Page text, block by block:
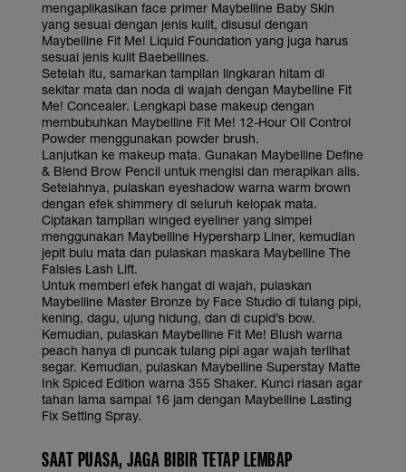
mengaplikasikan face primer Maybelline Baby Skin
yang sesuai dengan jenis kulit, disusul dengan
Maybelline Fit Me! Liquid Foundation yang juga harus
sesuai jenis kulit Baebellines.
Setelah itu, samarkan tampilan lingkaran hitam di
sekitar mata dan noda di wajah dengan Maybelline Fit
Me! Concealer. Lengkapi base makeup dengan
membubuhkan Maybelline Fit Me! 12-Hour Oil Control
Powder menggunakan powder brush.
Lanjutkan ke makeup mata. Gunakan Maybelline Define
& Blend Brow Pencil untuk mengisi dan merapikan alis.
Setelahnya, pulaskan eyeshadow warna warm brown
dengan efek shimmery di seluruh kelopak mata.
Ciptakan tampilan winged eyeliner yang simpel
menggunakan Maybelline Hypersharp Liner, kemudian
jepit bulu mata dan pulaskan maskara Maybelline The
Falsies Lash Lift.
Untuk memberi efek hangat di wajah, pulaskan
Maybelline Master Bronze by Face Studio di tulang pipi,
kening, dagu, ujung hidung, dan di cupid’s bow.
Kemudian, pulaskan Maybelline Fit Me! Blush warna
peach hanya di puncak tulang pipi agar wajah terlihat
segar. Kemudian, pulaskan Maybelline Superstay Matte
Ink Spiced Edition warna 355 Shaker. Kunci riasan agar
tahan lama sampai 16 jam dengan Maybelline Lasting
Fix Setting Spray.
SAAT PUASA, JAGA BIBIR TETAP LEMBAP